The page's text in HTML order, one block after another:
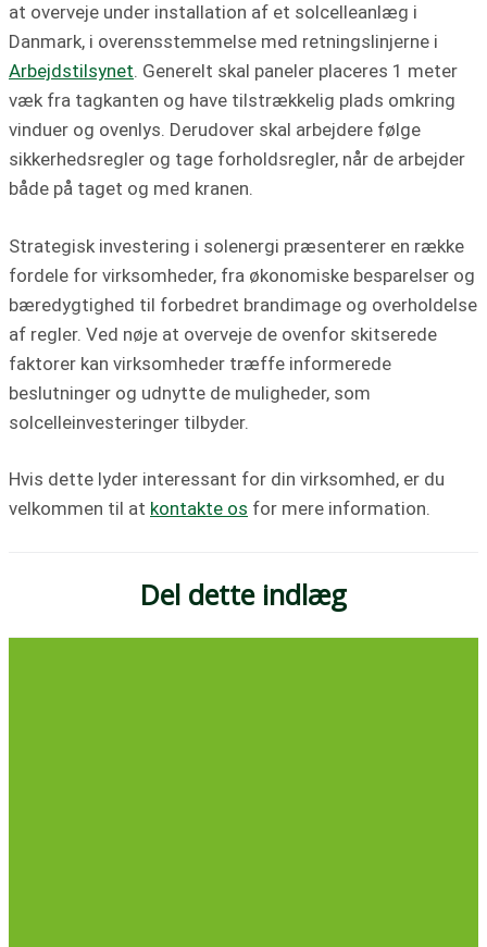
at overveje under installation af et solcelleanlæg i
Danmark, i overensstemmelse med retningslinjerne i
Arbejdstilsynet. Generelt skal paneler placeres 1 meter
væk fra tagkanten og have tilstrækkelig plads omkring
vinduer og ovenlys. Derudover skal arbejdere følge
sikkerhedsregler og tage forholdsregler, når de arbejder
både på taget og med kranen.
Strategisk investering i solenergi præsenterer en række
fordele for virksomheder, fra økonomiske besparelser og
bæredygtighed til forbedret brandimage og overholdelse
af regler. Ved nøje at overveje de ovenfor skitserede
faktorer kan virksomheder træffe informerede
beslutninger og udnytte de muligheder, som
solcelleinvesteringer tilbyder.
Hvis dette lyder interessant for din virksomhed, er du
velkommen til at kontakte os for mere information.
Del dette indlæg